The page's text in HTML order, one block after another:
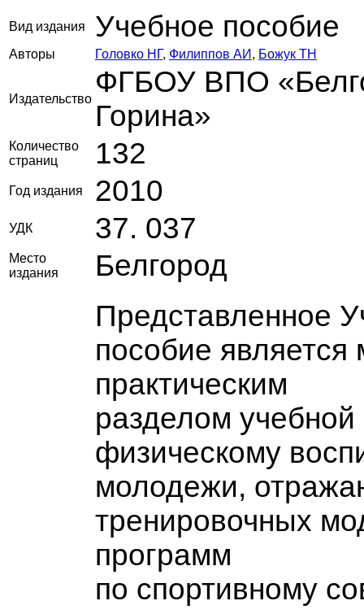
Вид издания Учебное пособие
Авторы Головко НГ, Филиппов АИ , Божук ТН
Издательство
ФГБОУ ВПО
Горина»
Количество
страниц
132
Год издания 2010
УДК 37. 037
Место
издания
Белгород
Представленное
пособие является
практическим
разделом
физическому
молодежи,
тренировочных
программ
по спортивному